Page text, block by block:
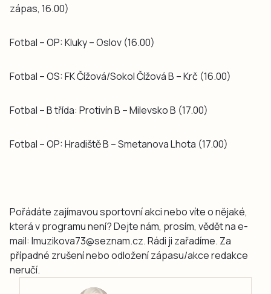
zápas, 16.00)
Fotbal – OP: Kluky – Oslov (16.00)
Fotbal – OS: FK Čížová/Sokol Čížová B – Krč (16.00)
Fotbal – B třída: Protivín B – Milevsko B (17.00)
Fotbal – OP: Hradiště B – Smetanova Lhota (17.00)
Pořádáte zajímavou sportovní akci nebo víte o nějaké,
která v programu není? Dejte nám, prosím, vědět na e-
mail: lmuzikova73@seznam.cz. Rádi ji zařadíme. Za
případné zrušení nebo odložení zápasu/akce redakce
neručí.